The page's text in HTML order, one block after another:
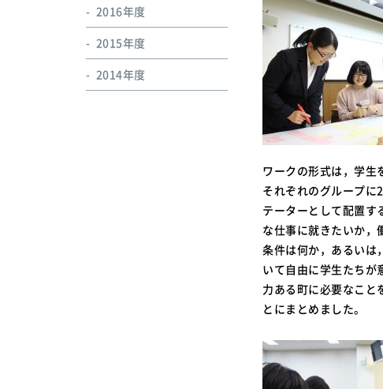
ワークの形式は，学生
それぞれのグループに
テーターとして配置す
な仕事に就きたいか，
条件は何か，あるいは
いて自由に学生たちが
力ある町に必要なこと
とにまとめました。
2016年度
2015年度
2014年度